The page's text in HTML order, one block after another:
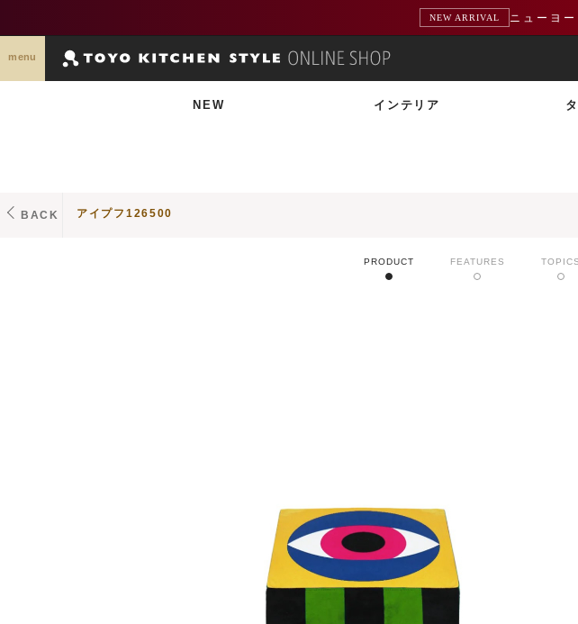
NEW ARRIVAL ニューヨ
menu
NEW インテリア
BACK アイプフ126500
PRODUCT FEATURES TOPICS